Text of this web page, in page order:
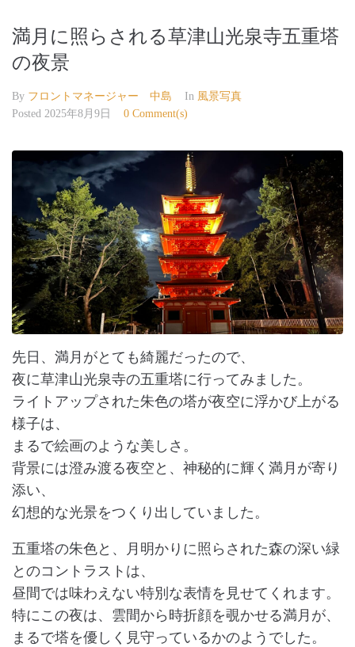
満月に照らされる草津山光泉寺五重塔
の夜景
By フロントマネージャー 中島 In 風景写真
Posted 2025年8月9日 0 Comment(s)
先日、満月がとても綺麗だったので、
夜に草津山光泉寺の五重塔に行ってみました。
ライトアップされた朱色の塔が夜空に浮かび上がる
様子は、
まるで絵画のような美しさ。
背景には澄み渡る夜空と、神秘的に輝く満月が寄り
添い、
幻想的な光景をつくり出していました。
五重塔の朱色と、月明かりに照らされた森の深い緑
とのコントラストは、
昼間では味わえない特別な表情を見せてくれます。
特にこの夜は、雲間から時折顔を覗かせる満月が、
まるで塔を優しく見守っているかのようでした。